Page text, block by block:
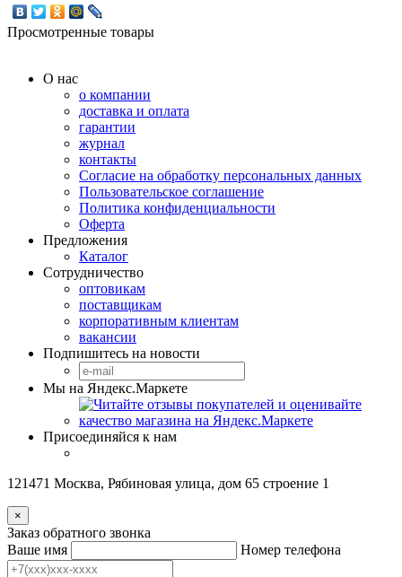
Просмотренные товары
О нас
о компании
доставка и оплата
гарантии
журнал
контакты
Согласие на обработку персональных данных
Пользовательское соглашение
Политика конфиденциальности
Оферта
Предложения
Каталог
Сотрудничество
оптовикам
поставщикам
корпоративным клиентам
вакансии
Подпишитесь на новости
Мы на Яндекс.Маркете
Присоединяйся к нам
121471 Москва, Рябиновая улица, дом 65 строение 1
×
Заказ обратного звонка
Ваше имя
Номер телефона